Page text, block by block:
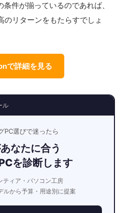
件が揃っているのであれば、
のリターンをもたらすでしょ
で詳細を見る
ル
PC選びで迷ったら
なたに合う
を診断します
ティア・パソコン工房
ルから予算・用途別に提案